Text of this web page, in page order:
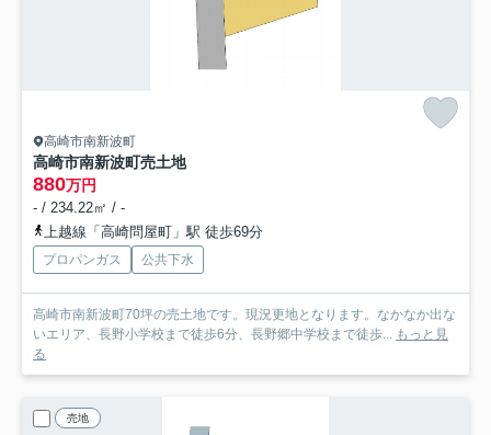
高崎市南新波町
高崎市南新波町売土地
880万円
- / 234.22㎡ / -
上越線「高崎問屋町」駅 徒歩69分
プロパンガス 公共下水
高崎市南新波町70坪の売土地です。現況更地となります。なかなか出な
いエリア、長野小学校まで徒歩6分、長野郷中学校まで徒歩...
もっと見
る
売地